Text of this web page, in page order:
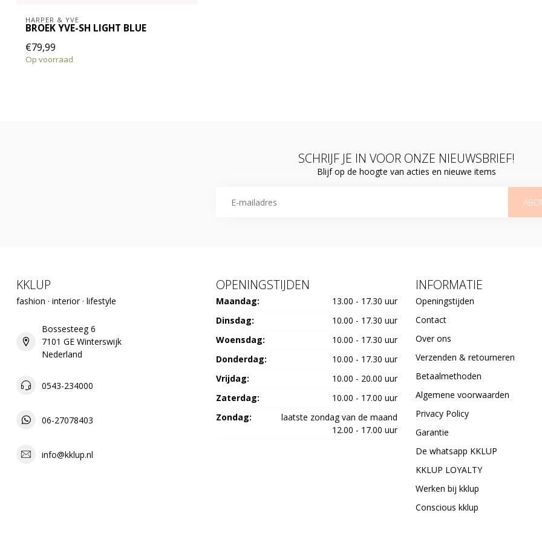
HARPER & YVE
BROEK YVE-SH LIGHT BLUE
€79,99
Op voorraad
SCHRIJF JE IN VOOR ONZE NIEUWSBRIEF!
Blijf op de hoogte van acties en nieuwe items
KKLUP
fashion · interior · lifestyle
Bossesteeg 6
7101 GE Winterswijk
Nederland
0543-234000
06-27078403
info@kklup.nl
OPENINGSTIJDEN
Maandag:
13.00 - 17.30 uur
Dinsdag:
10.00 - 17.30 uur
Woensdag:
10.00 - 17.30 uur
Donderdag:
10.00 - 17.30 uur
Vrijdag:
10.00 - 20.00 uur
Zaterdag:
10.00 - 17.00 uur
Zondag:
laatste zondag van de maand
12.00 - 17.00 uur
INFORMATIE
Openingstijden
Contact
Over ons
Verzenden & retourneren
Betaalmethoden
Algemene voorwaarden
Privacy Policy
Garantie
De whatsapp KKLUP
KKLUP LOYALTY
Werken bij kklup
Conscious kklup